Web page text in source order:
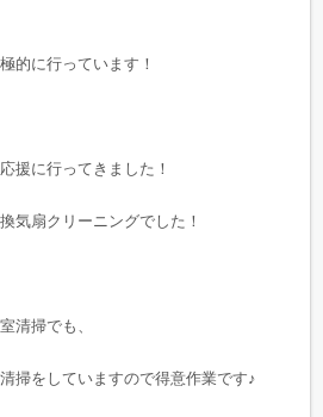
的に行っています！
援に行ってきました！
気扇クリーニングでした！
清掃でも、
掃をしていますので得意作業です♪